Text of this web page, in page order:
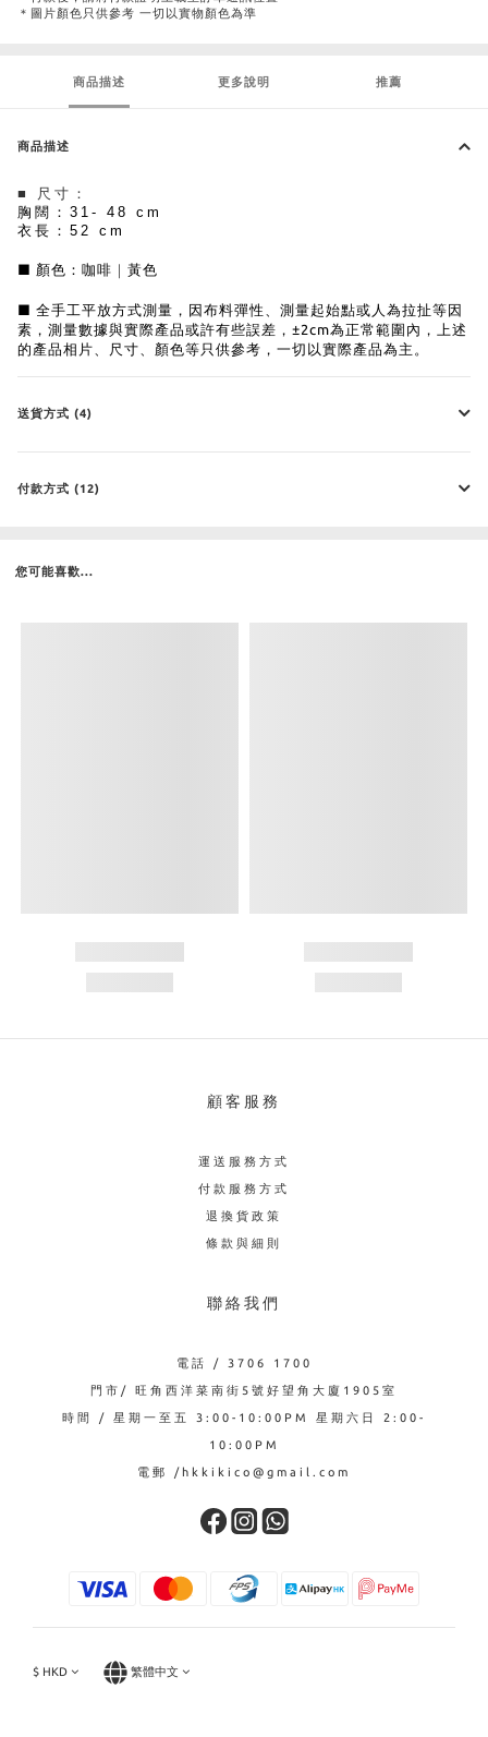
＊圖片顏色只供參考 一切以實物顏色為準
商品描述 更多說明 推薦
商品描述
■ 尺寸：
胸闊： 31- 48 cm
衣長：52 cm
■ 顏色： 咖啡 ｜ 黃色
■ 全手工平放方式測量，因布料彈性、測量起始點或人為拉扯等因
素，測量數據與實際產品或許有些誤差，±2cm為正常範圍內，上述
的產品相片、尺寸、顏色等只供參考，一切以實際產品為主。
送貨方式 (4)
付款方式 (12)
您可能喜歡...
顧客服務
運送服務方式
付款服務方式
退換貨政策
條款與細則
聯絡我們
電話 / 3706 1700
門市/ 旺角西洋菜南街5號好望角大廈1905室
時間 / 星期一至五 3:00-10:00PM 星期六日 2:00-
10:00PM
電郵 /hkkikico@gmail.com
$ HKD 繁體中文